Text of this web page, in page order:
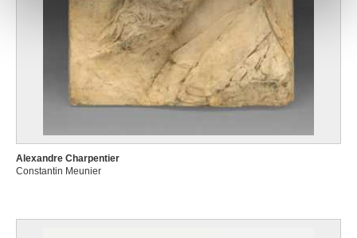
Alexandre Charpentier
Constantin Meunier